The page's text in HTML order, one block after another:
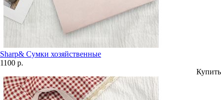
Sharp& Сумки хозяйственные
1100 р.
Купить